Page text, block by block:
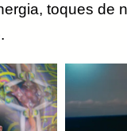
toques de